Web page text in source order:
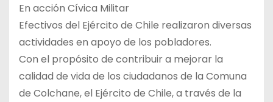
En acción Cívica Militar
Efectivos del Ejército de Chile realizaron diversas
actividades en apoyo de los pobladores.
Con el propósito de contribuir a mejorar la
calidad de vida de los ciudadanos de la Comuna
de Colchane, el Ejército de Chile, a través de la